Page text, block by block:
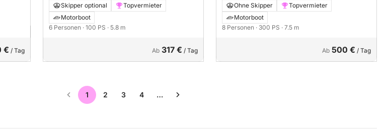
€ / Tag
Skipper optional
Topvermieter
Motorboot
6 Personen · 100 PS · 5.8 m
Ab 317 € / Tag
300PS
Ohne Skipper
Topvermieter
Motorboot
8 Personen · 300 PS · 7.5 m
Ab 500 € / Tag
1 2 3 4 …